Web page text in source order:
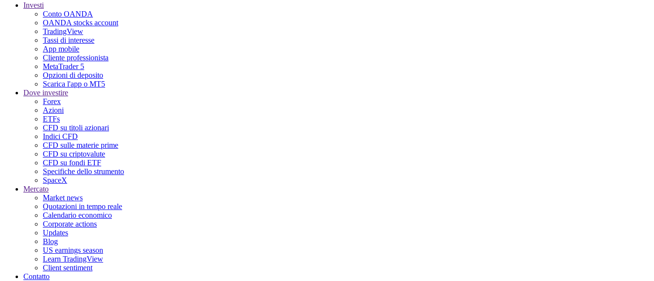
Investi
Conto OANDA
OANDA stocks account
TradingView
Tassi di interesse
App mobile
Cliente professionista
MetaTrader 5
Opzioni di deposito
Scarica l'app o MT5
Dove investire
Forex
Azioni
ETFs
CFD su titoli azionari
Indici CFD
CFD sulle materie prime
CFD su criptovalute
CFD su fondi ETF
Specifiche dello strumento
SpaceX
Mercato
Market news
Quotazioni in tempo reale
Calendario economico
Corporate actions
Updates
Blog
US earnings season
Learn TradingView
Client sentiment
Contatto